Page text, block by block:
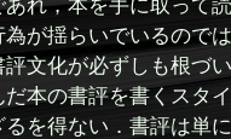
れ，本を手に取って
が揺らいでいるので
文化が必ずしも根づ
本の書評を書くスタ
を得ない．書評は単